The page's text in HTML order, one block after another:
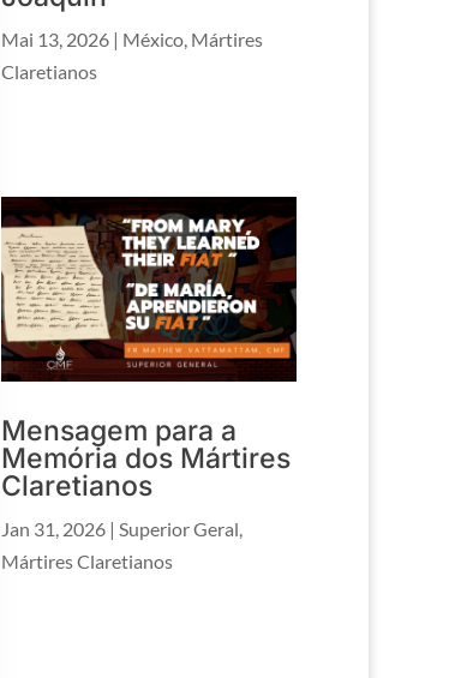
Mai 13, 2026 | México, Mártires
Claretianos
Mensagem para a
Memória dos Mártires
Claretianos
Jan 31, 2026 | Superior Geral
Mártires Claretianos